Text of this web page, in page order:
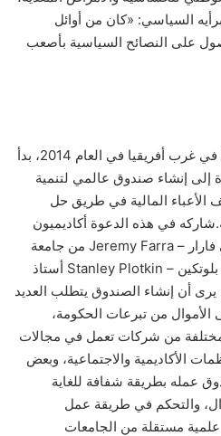
السياسي: «كان من أوائل
على النصائح السياسية بأصعب
في أعقاب تفشي فيروس إيبولا في غرب أفريقيا في العام 2014، بدأ
إلى إنشاء صندوق عالمي لتنمية
الأعباء المالية في طريق حل
في هذه الدعوة أكاديميون
آخرون؛ هم البروفيسور جيريمي فارار – Jeremy Farra من جامعة
أكسفورد، والبروفيسور ستانلي بلوتكين – Stanley Plotkin أستاذ
أن إنشاء الصندوق يتطلب العديد
من تبرعات الحكومة،
مختلفة من شركات تعمل في مجالات
الأكاديمية والاجتماعية، وبعض
عمله بطريقة شفافة للغاية
والتحكم في طريقة عمل
مستقلة من الجامعات